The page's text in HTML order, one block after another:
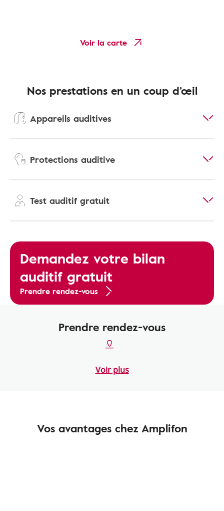
Voir la carte
Nos prestations en un coup d’œil
Appareils auditives
Protections auditive
Test auditif gratuit
Demandez votre bilan
auditif gratuit
Prendre rendez-vous
Prendre rendez-vous
Voir plus
Vos avantages chez Amplifon